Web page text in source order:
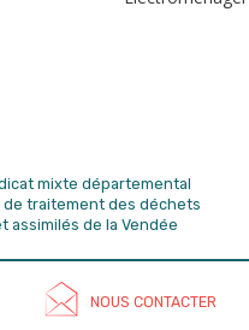
mixte départemental
de traitement des déchets
assimilés de la Vendée
NOUS CONTACTER